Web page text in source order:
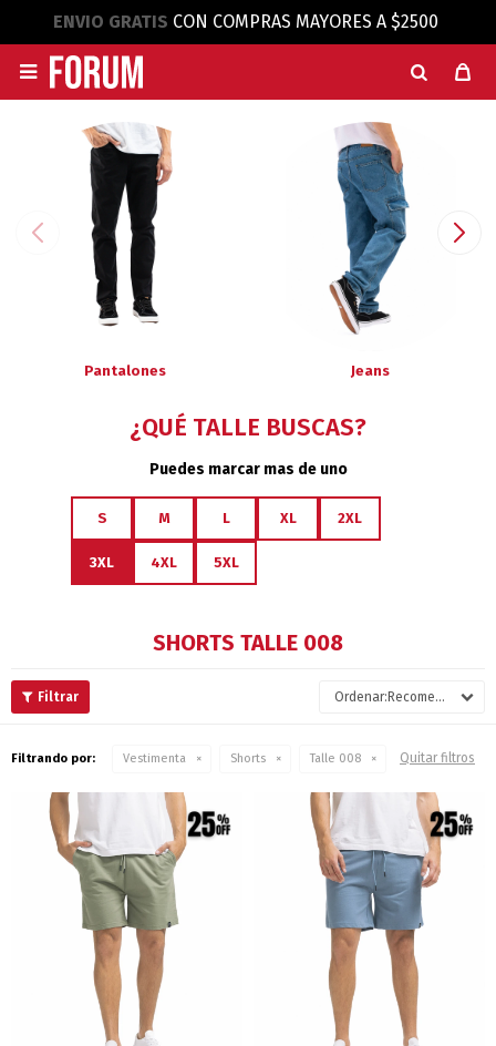
ENVIO GRATIS CON COMPRAS MAYORES A $2500

Pantalones Jeans
¿QUÉ TALLE BUSCAS?
Puedes marcar mas de uno
S M L XL 2XL
3XL 4XL 5XL
SHORTS TALLE 008
Recomendados
Filtrando por: Vestimenta Shorts Talle 008 Quitar filtros